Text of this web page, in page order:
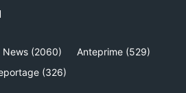
News (2060) Anteprime (529)
(326)